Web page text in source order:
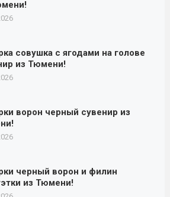
совушка с ягодами на голове
из Тюмени!
ворон черный сувенир из
черный ворон и филин
из Тюмени!